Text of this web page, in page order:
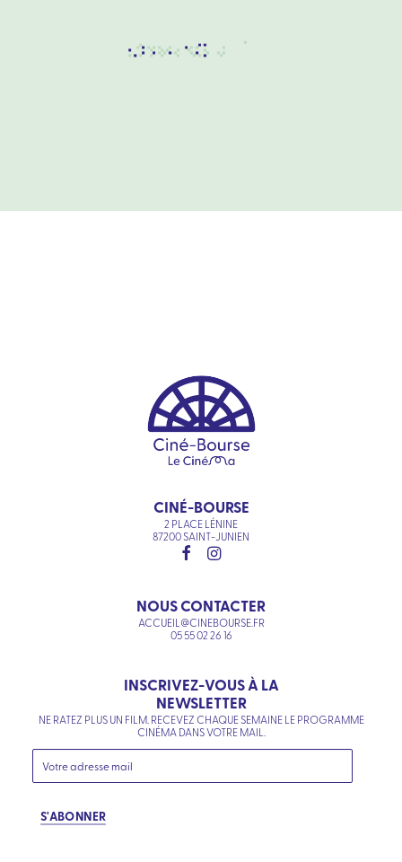
CINÉ-BOURSE
2 PLACE LÉNINE
87200 SAINT-JUNIEN
NOUS CONTACTER
ACCUEIL@CINEBOURSE.FR
05 55 02 26 16
INSCRIVEZ-VOUS À LA
NEWSLETTER
NE RATEZ PLUS UN FILM. RECEVEZ CHAQUE SEMAINE LE PROGRAMME
CINÉMA DANS VOTRE MAIL.
S'ABONNER